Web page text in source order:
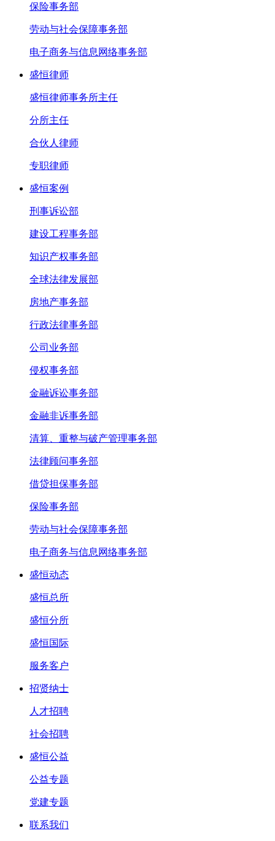
保险事务部
劳动与社会保障事务部
电子商务与信息网络事务部
盛恒律师
盛恒律师事务所主任
分所主任
合伙人律师
专职律师
盛恒案例
刑事诉讼部
建设工程事务部
知识产权事务部
全球法律发展部
房地产事务部
行政法律事务部
公司业务部
侵权事务部
金融诉讼事务部
金融非诉事务部
清算、重整与破产管理事务部
法律顾问事务部
借贷担保事务部
保险事务部
劳动与社会保障事务部
电子商务与信息网络事务部
盛恒动态
盛恒总所
盛恒分所
盛恒国际
服务客户
招贤纳士
人才招聘
社会招聘
盛恒公益
公益专题
党建专题
联系我们